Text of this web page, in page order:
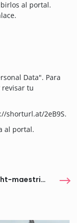
al portal.
Data". Para
revisar tu
shorturl.at/2eB9S.
al portal.
https://fulbright.org.ec/beca-fulbright-maestrias-doctorados/#1731929888320-32ea7f35-6865